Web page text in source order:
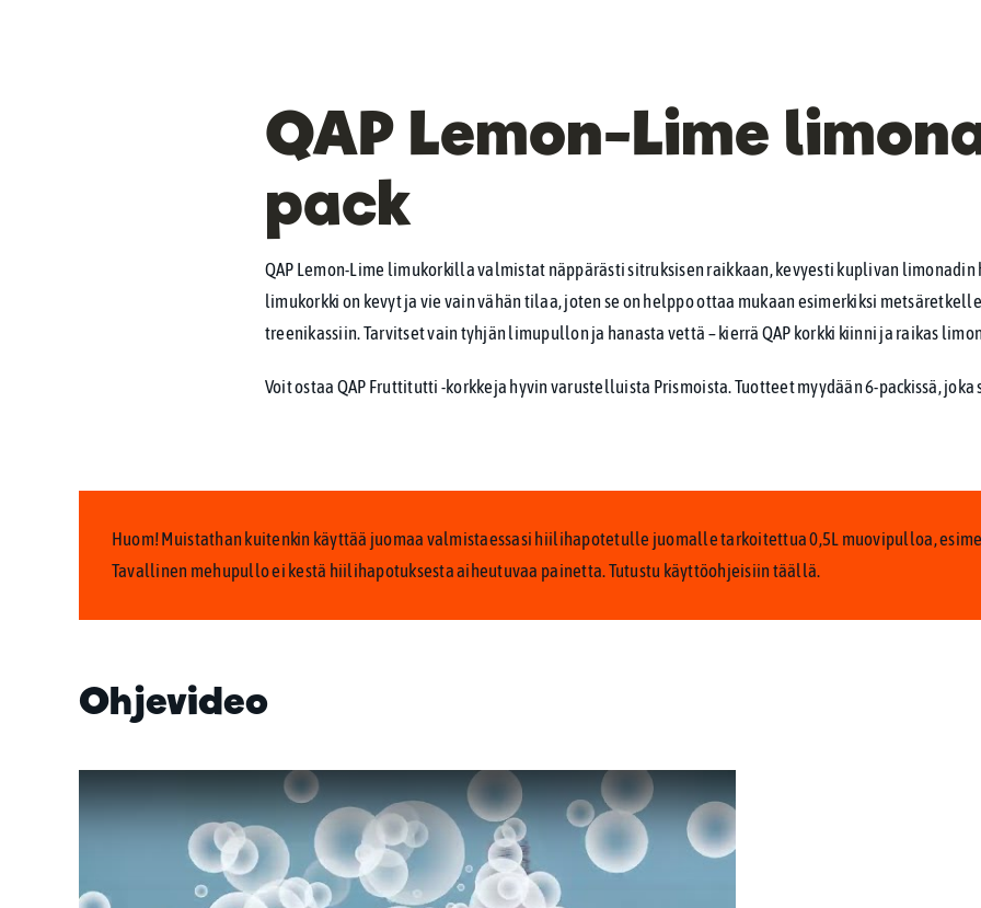
QAP Lemon-Lime
pack
QAP Lemon-Lime limukorkilla valmistat näppärästi sitruksisen raikkaan, kevyesti kuplivan limonadin
limukorkki on kevyt ja vie vain vähän tilaa, joten se on helppo ottaa mukaan esimerkiksi
treenikassiin. Tarvitset vain tyhjän limupullon ja hanasta vettä – kierrä QAP korkki kiinni ja raikas
Voit ostaa QAP Fruttitutti -korkkeja hyvin varustelluista Prismoista. Tuotteet myydään 6-packissä, joka
Huom! Muistathan kuitenkin käyttää juomaa valmistaessasi hiilihapotetulle juomalle tarkoitettua 0,5L muovipulloa,
Tavallinen mehupullo ei kestä hiilihapotuksesta aiheutuvaa painetta. Tutustu käyttöohjeisiin täällä.
Ohjevideo